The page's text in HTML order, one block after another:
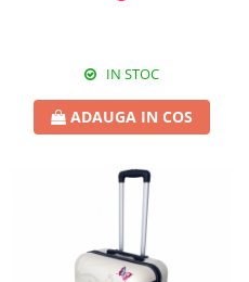
IN STOC
ADAUGA IN COS